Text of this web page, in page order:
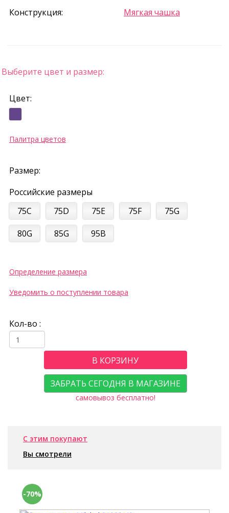
Конструкция: Мягкая чашка
Выберите цвет и размер:
Цвет:
Палитра цветов
Размер:
Российские размеры
75C
75D 75E 75F
75G
80G
85G 95B
Определение размера
Уведомить о поступлении товара
Кол-во :
В КОРЗИНУ
ЗАБРАТЬ СЕГОДНЯ В МАГАЗИНЕ
самовывоз бесплатно!
С этим покупают
Вы смотрели
-70%